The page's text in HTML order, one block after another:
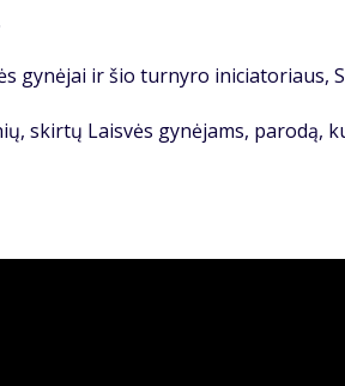
gynėjai ir šio turnyro iniciatoriaus,
skirtų Laisvės gynėjams, parodą,